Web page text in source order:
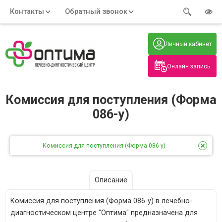
Онлайн запись
Личный кабинет
Контакты
Обратный звонок
Адрес:
Часы работы: Телефон:
+7 (914) 579-77-99
Нажмите на номер, чтобы
позвонить
Комиссия для поступления (Форма
086-у)
Комиссия для поступления (Форма 086-у)
Описание
Комиссия для поступления (Форма 086-у) в лечебно-
диагностическом центре "Оптима" предназначена для